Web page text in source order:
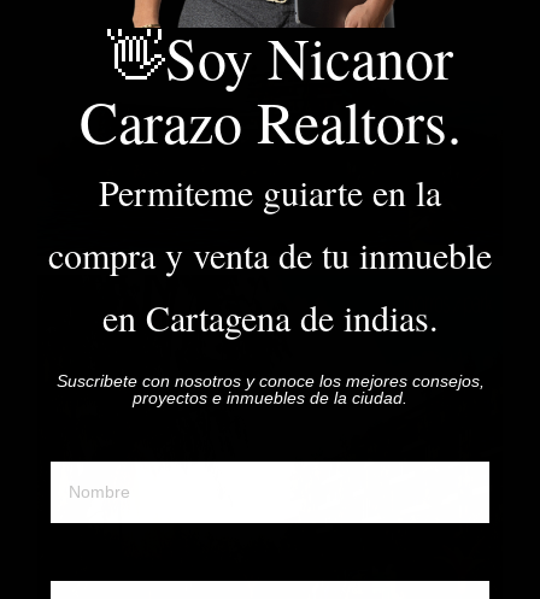
👋Soy Nicanor
Carazo Realtors.
Permiteme guiarte en la
compra y venta de tu inmueble
en Cartagena de indias.
Suscribete con nosotros y conoce los mejores consejos,
proyectos e inmuebles de la ciudad.